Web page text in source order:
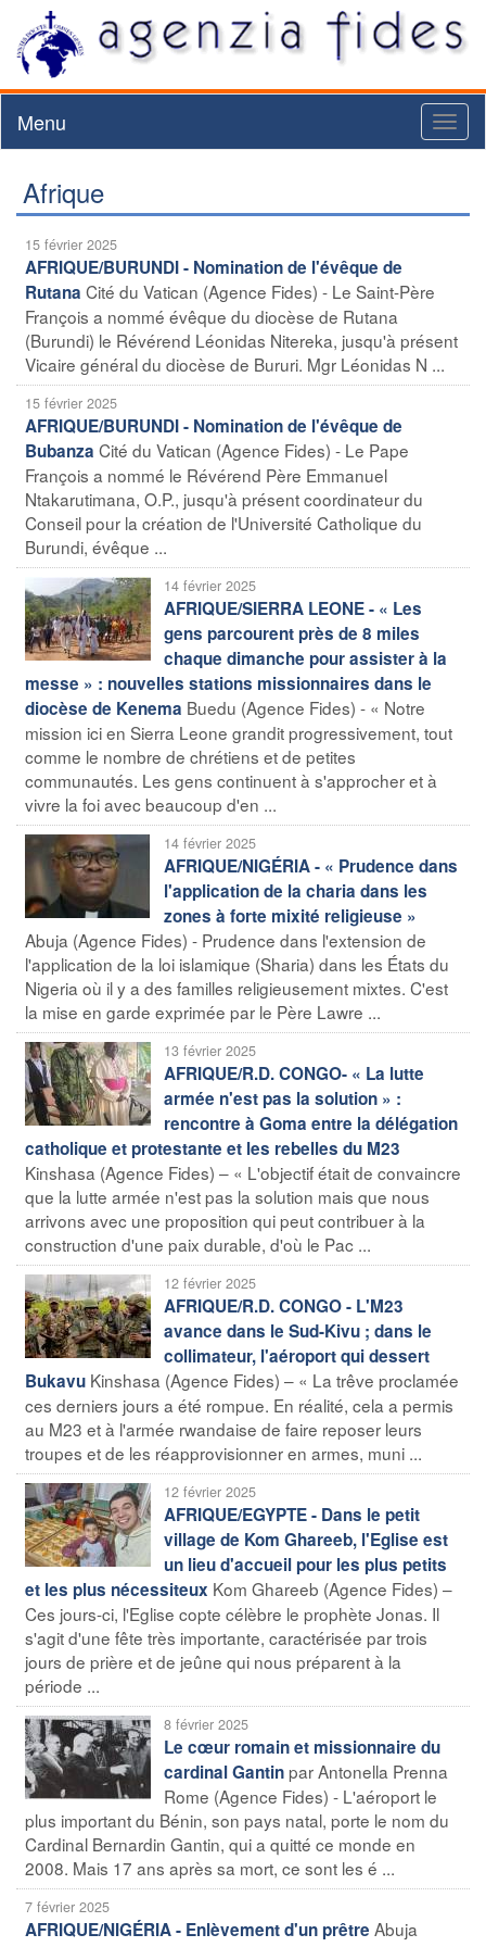
Menu
Afrique
15 février 2025
AFRIQUE/BURUNDI - Nomination de l'évêque de
Rutana Cité du Vatican (Agence Fides) - Le Saint-Père
François a nommé évêque du diocèse de Rutana
(Burundi) le Révérend Léonidas Nitereka, jusqu'à présent
Vicaire général du diocèse de Bururi. Mgr Léonidas N ...
15 février 2025
AFRIQUE/BURUNDI - Nomination de l'évêque de
Bubanza Cité du Vatican (Agence Fides) - Le Pape
François a nommé le Révérend Père Emmanuel
Ntakarutimana, O.P., jusqu'à présent coordinateur du
Conseil pour la création de l'Université Catholique du
Burundi, évêque ...
14 février 2025
AFRIQUE/SIERRA LEONE - « Les
gens parcourent près de 8 miles
chaque dimanche pour assister à la
messe » : nouvelles stations missionnaires dans le
diocèse de Kenema Buedu (Agence Fides) - « Notre
mission ici en Sierra Leone grandit progressivement, tout
comme le nombre de chrétiens et de petites
communautés. Les gens continuent à s'approcher et à
vivre la foi avec beaucoup d'en ...
14 février 2025
AFRIQUE/NIGÉRIA - « Prudence dans
l'application de la charia dans les
zones à forte mixité religieuse »
Abuja (Agence Fides) - Prudence dans l'extension de
l'application de la loi islamique (Sharia) dans les États du
Nigeria où il y a des familles religieusement mixtes. C'est
la mise en garde exprimée par le Père Lawre ...
13 février 2025
AFRIQUE/R.D. CONGO- « La lutte
armée n'est pas la solution » :
rencontre à Goma entre la délégation
catholique et protestante et les rebelles du M23
Kinshasa (Agence Fides) – « L'objectif était de convaincre
que la lutte armée n'est pas la solution mais que nous
arrivons avec une proposition qui peut contribuer à la
construction d'une paix durable, d'où le Pac ...
12 février 2025
AFRIQUE/R.D. CONGO - L'M23
avance dans le Sud-Kivu ; dans le
collimateur, l'aéroport qui dessert
Bukavu Kinshasa (Agence Fides) – « La trêve proclamée
ces derniers jours a été rompue. En réalité, cela a permis
au M23 et à l'armée rwandaise de faire reposer leurs
troupes et de les réapprovisionner en armes, muni ...
12 février 2025
AFRIQUE/EGYPTE - Dans le petit
village de Kom Ghareeb, l'Eglise est
un lieu d'accueil pour les plus petits
et les plus nécessiteux Kom Ghareeb (Agence Fides) –
Ces jours-ci, l'Eglise copte célèbre le prophète Jonas. Il
s'agit d'une fête très importante, caractérisée par trois
jours de prière et de jeûne qui nous préparent à la
période ...
8 février 2025
Le cœur romain et missionnaire du
cardinal Gantinpar Antonella Prenna
Rome (Agence Fides) - L'aéroport le
plus important du Bénin, son pays natal, porte le nom du
Cardinal Bernardin Gantin, qui a quitté ce monde en
2008. Mais 17 ans après sa mort, ce sont les é ...
7 février 2025
AFRIQUE/NIGÉRIA - Enlèvement d'un prêtre Abuja